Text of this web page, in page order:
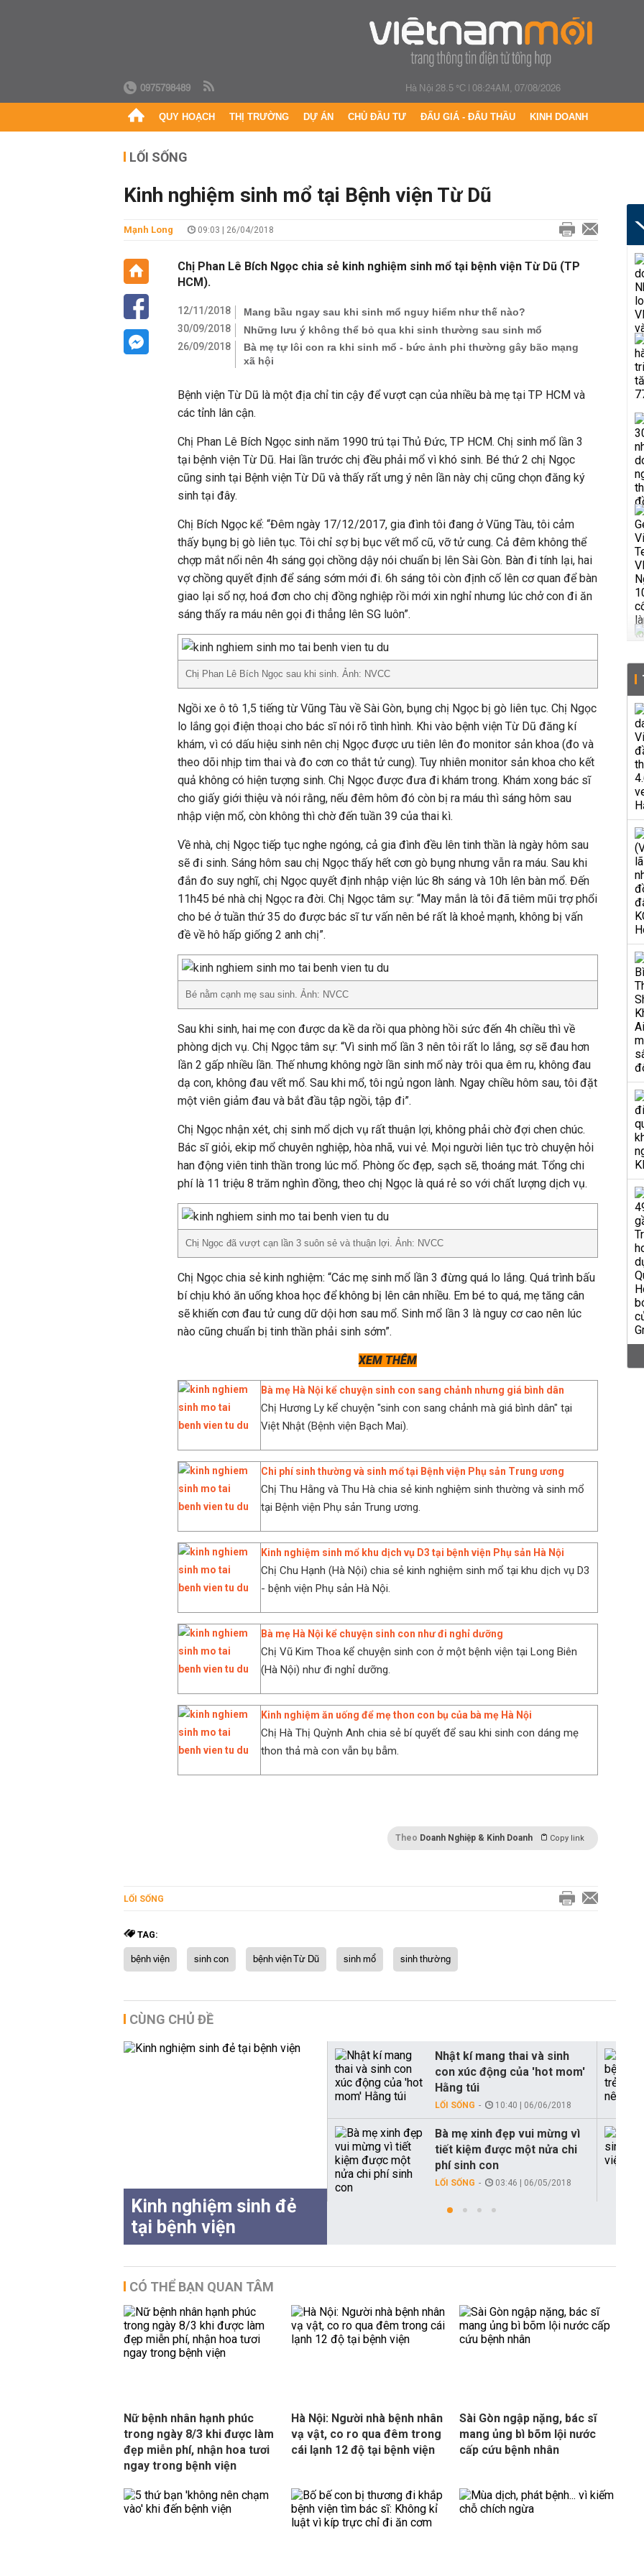
0975798489 Hà Nội 28.5 °C|08:24AM, 07/08/2026
QUY HOẠCH THỊ TRƯỜNG DỰ ÁN CHỦ ĐẦU TƯ ĐẤU GIÁ - ĐẤU THẦU KINH DOANH
LỐI SỐNG
Kinh nghiệm sinh mổ tại Bệnh viện Từ Dũ
Mạnh Long 09:03 | 26/04/2018
Chị Phan Lê Bích Ngọc chia sẻ kinh nghiệm sinh mổ tại bệnh viện Từ Dũ (TP
HCM).
12/11/2018
Mang bầu ngay sau khi sinh mổ nguy hiểm như thế nào?
30/09/2018
Những lưu ý không thể bỏ qua khi sinh thường sau sinh mổ
26/09/2018
Bà mẹ tự lôi con ra khi sinh mổ - bức ảnh phi thường gây bão mạng
xã hội
Bệnh viện Từ Dũ là một địa chỉ tin cậy để vượt cạn của nhiều bà mẹ tại TP HCM và
các tỉnh lân cận.
Chị Phan Lê Bích Ngọc sinh năm 1990 trú tại Thủ Đức, TP HCM. Chị sinh mổ lần 3
tại bệnh viện Từ Dũ. Hai lần trước chị đều phải mổ vì khó sinh. Bé thứ 2 chị Ngọc
cũng sinh tại Bệnh viện Từ Dũ và thấy rất ưng ý nên lần này chị cũng chọn đăng ký
sinh tại đây.
Chị Bích Ngọc kể: “Đêm ngày 17/12/2017, gia đình tôi đang ở Vũng Tàu, tôi cảm
thấy bụng bị gò liên tục. Tôi chỉ sợ bị bục vết mổ cũ, vỡ tử cung. Cả đêm không thể
chợp mắt nổi nên 4h sáng gọi chồng dậy nói chuẩn bị lên Sài Gòn. Bàn đi tính lại, hai
vợ chồng quyết định để sáng sớm mới đi. 6h sáng tôi còn định cố lên cơ quan để bàn
giao lại sổ nợ, hoá đơn cho chị đồng nghiệp rồi mới xin nghỉ nhưng lúc chở con đi ăn
sáng thấy ra máu nên gọi đi thẳng lên SG luôn”.
Chị Phan Lê Bích Ngọc sau khi sinh. Ảnh: NVCC
Ngồi xe ô tô 1,5 tiếng từ Vũng Tàu về Sài Gòn, bụng chị Ngọc bị gò liên tục. Chị Ngọc
lo lắng gọi điện thoại cho bác sĩ nói rõ tình hình. Khi vào bệnh viện Từ Dũ đăng kí
khám, vì có dấu hiệu sinh nên chị Ngọc được ưu tiên lên đo monitor sản khoa (đo và
theo dõi nhịp tim thai và đo cơn co thắt tử cung). Tuy nhiên monitor sản khoa cho kết
quả không có hiện tượng sinh. Chị Ngọc được đưa đi khám trong. Khám xong bác sĩ
cho giấy giới thiệu và nói rằng, nếu đêm hôm đó còn bị ra máu thì sáng hôm sau
nhập viện mổ, còn không thì chờ đến tuần 39 của thai kì.
Về nhà, chị Ngọc tiếp tục nghe ngóng, cả gia đình đều lên tinh thần là ngày hôm sau
sẽ đi sinh. Sáng hôm sau chị Ngọc thấy hết cơn gò bụng nhưng vẫn ra máu. Sau khi
đắn đo suy nghĩ, chị Ngọc quyết định nhập viện lúc 8h sáng và 10h lên bàn mổ. Đến
11h45 bé nhà chị Ngọc ra đời. Chị Ngọc tâm sự: “May mắn là tôi đã tiêm mũi trợ phổi
cho bé ở tuần thứ 35 do được bác sĩ tư vấn nên bé rất là khoẻ mạnh, không bị vấn
đề về hô hấp giống 2 anh chị”.
Bé nằm cạnh mẹ sau sinh. Ảnh: NVCC
Sau khi sinh, hai mẹ con được da kề da rồi qua phòng hồi sức đến 4h chiều thì về
phòng dịch vụ. Chị Ngọc tâm sự: “Vì sinh mổ lần 3 nên tôi rất lo lắng, sợ sẽ đau hơn
lần 2 gấp nhiều lần. Thế nhưng không ngờ lần sinh mổ này trôi qua êm ru, không đau
dạ con, không đau vết mổ. Sau khi mổ, tôi ngủ ngon lành. Ngay chiều hôm sau, tôi đặt
một viên giảm đau và bắt đầu tập ngồi, tập đi”.
Chị Ngọc nhận xét, chị sinh mổ dịch vụ rất thuận lợi, không phải chờ đợi chen chúc.
Bác sĩ giỏi, ekip mổ chuyên nghiệp, hòa nhã, vui vẻ. Mọi người liên tục trò chuyện hỏi
han động viên tinh thần trong lúc mổ. Phòng ốc đẹp, sạch sẽ, thoáng mát. Tổng chi
phí là 11 triệu 8 trăm nghìn đồng, theo chị Ngọc là quá rẻ so với chất lượng dịch vụ.
Chị Ngọc đã vượt cạn lần 3 suôn sẻ và thuận lợi. Ảnh: NVCC
Chị Ngọc chia sẻ kinh nghiệm: “Các mẹ sinh mổ lần 3 đừng quá lo lắng. Quá trình bấu
bí chịu khó ăn uống khoa học để không bị lên cân nhiều. Em bé to quá, mẹ tăng cân
sẽ khiến cơn đau tử cung dữ dội hơn sau mổ. Sinh mổ lần 3 là nguy cơ cao nên lúc
nào cũng chuẩn bị tinh thần phải sinh sớm”.
XEM THÊM
Bà mẹ Hà Nội kể chuyện sinh con sang chảnh nhưng giá bình dân
Chị Hương Ly kể chuyện "sinh con sang chảnh mà giá bình dân" tại
Việt Nhật (Bệnh viện Bạch Mai).
Chi phí sinh thường và sinh mổ tại Bệnh viện Phụ sản Trung ương
Chị Thu Hằng và Thu Hà chia sẻ kinh nghiệm sinh thường và sinh mổ
tại Bệnh viện Phụ sản Trung ương.
Kinh nghiệm sinh mổ khu dịch vụ D3 tại bệnh viện Phụ sản Hà Nội
Chị Chu Hạnh (Hà Nội) chia sẻ kinh nghiệm sinh mổ tại khu dịch vụ D3
- bệnh viện Phụ sản Hà Nội.
Bà mẹ Hà Nội kể chuyện sinh con như đi nghỉ dưỡng
Chị Vũ Kim Thoa kể chuyện sinh con ở một bệnh viện tại Long Biên
(Hà Nội) như đi nghỉ dưỡng.
Kinh nghiệm ăn uống để mẹ thon con bụ của bà mẹ Hà Nội
Chị Hà Thị Quỳnh Anh chia sẻ bí quyết để sau khi sinh con dáng mẹ
thon thả mà con vẫn bụ bẫm.
Theo Doanh Nghiệp & Kinh Doanh Copy link
LỐI SỐNG
TAG:
bệnh viện sinh con bệnh viện Từ Dũ sinh mổ sinh thường
CÙNG CHỦ ĐỀ
Kinh nghiệm sinh đẻ
tại bệnh viện
Nhật kí mang thai và sinh
con xúc động của 'hot mom'
Hằng túi
LỐI SỐNG 10:40 | 06/06/2018
Bà mẹ xinh đẹp vui mừng vì
tiết kiệm được một nửa chi
phí sinh con
LỐI SỐNG 03:46 | 06/05/2018
CÓ THỂ BẠN QUAN TÂM
Nữ bệnh nhân hạnh phúc
trong ngày 8/3 khi được làm
đẹp miễn phí, nhận hoa tươi
ngay trong bệnh viện
Hà Nội: Người nhà bệnh nhân
vạ vật, co ro qua đêm trong
cái lạnh 12 độ tại bệnh viện
Sài Gòn ngập nặng, bác sĩ
mang ủng bì bõm lội nước
cấp cứu bệnh nhân